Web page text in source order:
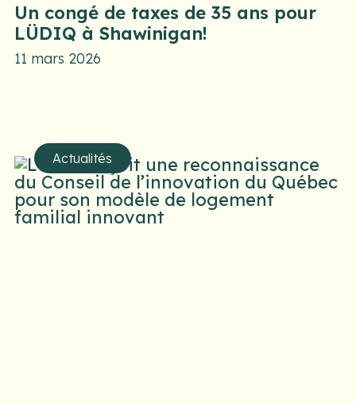
Un congé de taxes de 35 ans pour
LÜDIQ à Shawinigan!
11 mars 2026
Actualités